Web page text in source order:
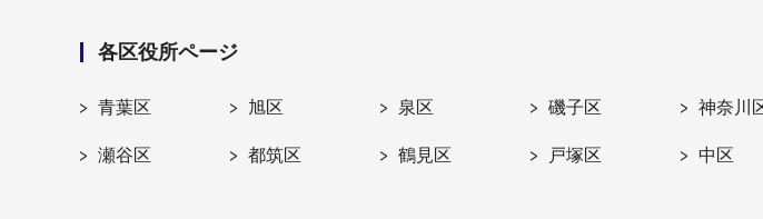
各区役所ページ
青葉区 旭区 泉区 磯子区 神奈川
瀬谷区 都筑区 鶴見区 戸塚区 中区